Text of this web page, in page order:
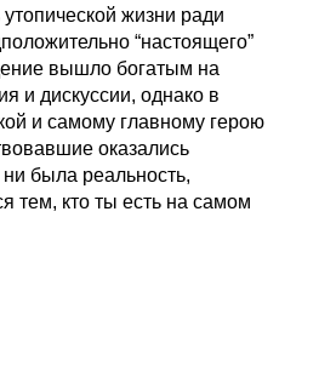
жизни ради
“настоящего”
вышло богатым на
и дискуссии, однако в
и самому главному герою
оказались
была реальность,
тем, кто ты есть на самом